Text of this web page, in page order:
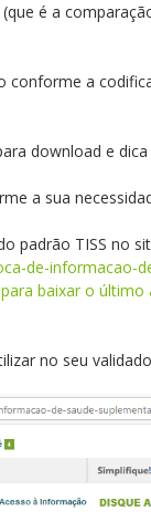
é a
conforme a
download e
a sua
padrão TISS no
de-informacao-
baixar o último
no seu